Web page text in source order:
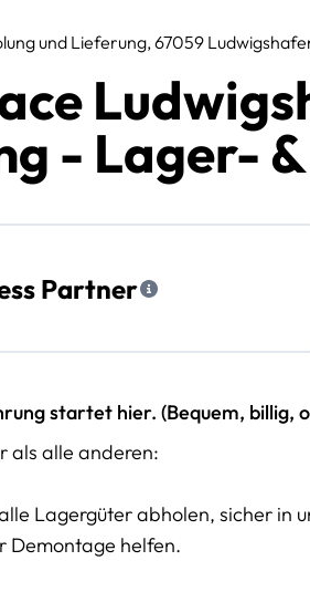
und Lieferung, 67059
- Lager-
Partner
startet hier. (Bequem, billig,
als alle anderen:
Lagergüter abholen, sicher in
Demontage helfen.